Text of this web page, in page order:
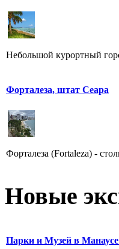
Небольшой курортный
Форталеза, штат Сеара
Форталеза (Fortaleza) -
Новые
Парки и Музей в